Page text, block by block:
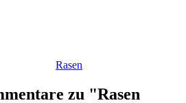
Rasen
zu "Rasen